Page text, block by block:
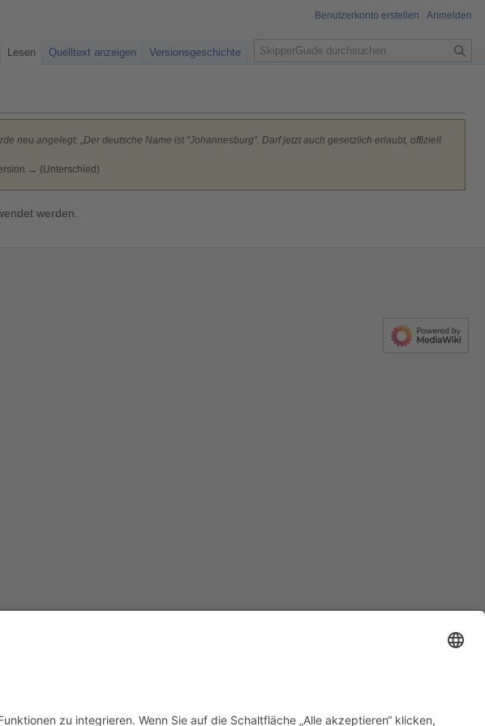
neu angelegt: „Der deutsche Name ist "Johannesburg". Darf jetzt auch gesetzlich erlaubt, offiziell
→ (Unterschied)
werden.
Benutzerkonto erstellen Anmelden
Lesen Quelltext anzeigen Versionsgeschichte
S
u
e